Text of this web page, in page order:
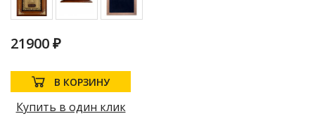
21900 ₽
В КОРЗИНУ
Купить в один клик